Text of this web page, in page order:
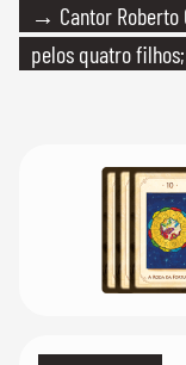
→ Cantor Roberto
pelos quatro